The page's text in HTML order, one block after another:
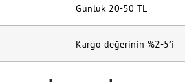
Günlük 20-50 TL
Kargo değerinin %2-5’i